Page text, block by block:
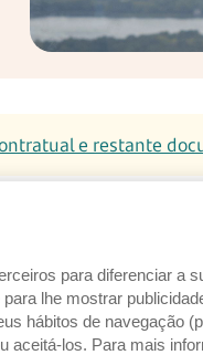
e restante
para diferenciar a
lhe mostrar
hábitos de navegação
aceitá-los. Para mais